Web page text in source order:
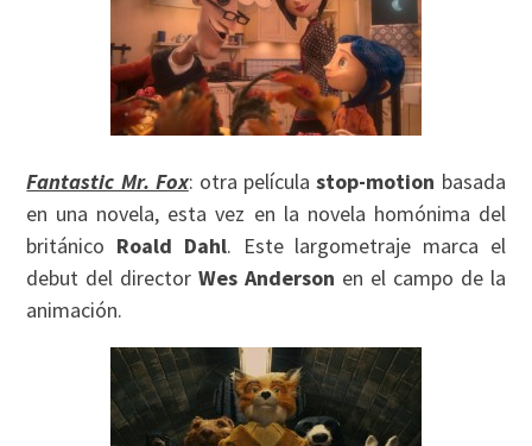
Fantastic Mr. Fox: otra películastop-motion basada
en una novela, esta vez en la novela homónima del
británico Roald Dahl. Este largometraje marca el
debut del directorWes Anderson en el campo de la
animación.